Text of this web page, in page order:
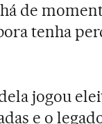
de
tenha
jogou
e o